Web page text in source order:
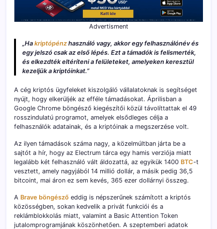
Advertisment
„Ha kriptópénzhasználó vagy, akkor egy felhasználónév és
egy jelszó csak az első lépés. Ezt a támadók is felismerték,
és elkezdték eltéríteni a felületeket, amelyeken keresztül
kezeljük a kriptóinkat.”
A cég kriptós ügyfeleket kiszolgáló vállalatoknak is segítséget
nyújt, hogy elkerüljék az efféle támadásokat. Áprilisban a
Google Chrome böngésző kiegészítői közül távolíttattak el 49
rosszindulatú programot, amelyek elsődleges célja a
felhasználók adatainak, és a kriptóinak a megszerzése volt.
Az ilyen támadások száma nagy, a közelmúltban járta be a
sajtót a hír, hogy az Electrum tárca egy hamis verziója miatt
legalább két felhasználó vált áldozattá, az egyikük 1400 BTC-t
vesztett, amely nagyjából 14 millió dollár, a másik pedig 36,5
bitcoint, mai áron ez sem kevés, 365 ezer dollárnyi összeg.
A Brave böngésző eddig is népszerűnek számított a kriptós
közösségben, sokan kedvelik a privát funkciói és a
reklámblokkolás miatt, valamint a Basic Attention Token
jutalomprogramjának köszönhetően. A szeptemberi adatok